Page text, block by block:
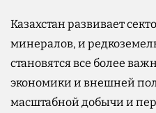
Казахстан развивает
минералов, и
становятся все более
экономики и внешней
масштабной добычи и